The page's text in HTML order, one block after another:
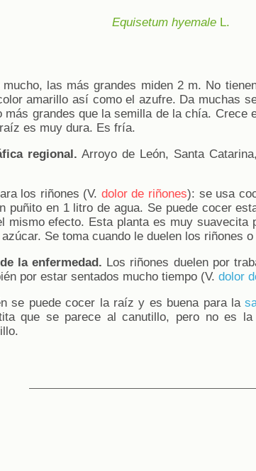
Equisetum hyemale L.
las más grandes miden 2 m. No
amarillo así como el azufre. Da muchas
más grandes que la semilla de la chía. Crece
es muy dura. Es fría.
regional. Arroyo de León, Santa
los riñones (V. dolor de riñones): se usa
puñito en 1 litro de agua. Se puede cocer
mismo efecto. Esta planta es muy suavecita
Se toma cuando le duelen los riñones
la enfermedad. Los riñones duelen por
por estar sentados mucho tiempo (V. dolor
se puede cocer la raíz y es buena para la
que se parece al canutillo, pero no es